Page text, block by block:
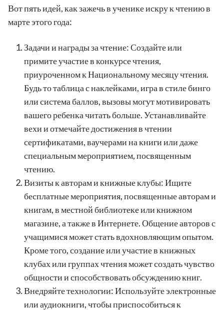
Вот пять идей, как зажечь в ученике искру к чтению в
марте этого года:
Задачи и награды за чтение: Создайте или
примите участие в конкурсе чтения,
приуроченном к Национальному месяцу чтения.
Будь то таблица с наклейками, игра в стиле бинго
или система баллов, вызовы могут мотивировать
вашего ребенка читать больше. Устанавливайте
вехи и отмечайте достижения в чтении
сертификатами, ваучерами на книги или даже
специальным мероприятием, посвященным
чтению.
Визиты к авторам и книжные клубы: Ищите
бесплатные мероприятия, посвященные авторам и
книгам, в местной библиотеке или книжном
магазине, а также в Интернете. Общение авторов с
учащимися может стать вдохновляющим опытом.
Кроме того, создание или участие в книжных
клубах или группах чтения может создать чувство
общности и способствовать обсуждению книг.
Внедряйте технологии: Используйте электронные
или аудиокниги, чтобы приспособиться к